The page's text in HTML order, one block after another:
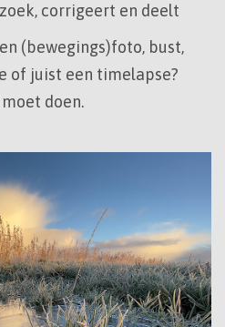
corrigeert en deelt
(bewegings)foto, bust,
of juist een timelapse?
doen.